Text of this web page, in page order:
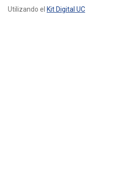
Utilizando el Kit Digital UC